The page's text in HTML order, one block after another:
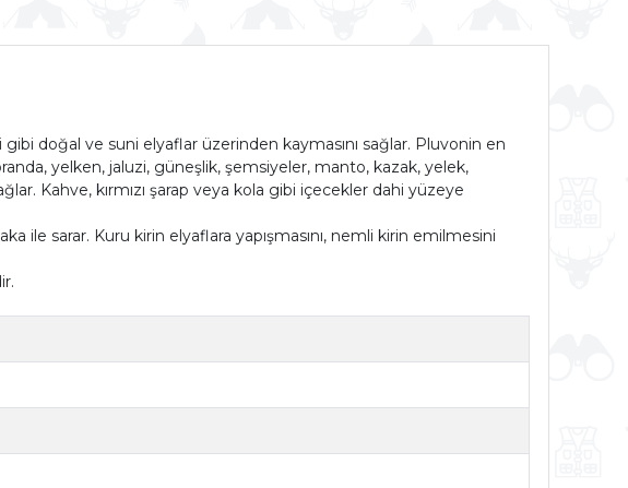
doğal ve suni elyaflar üzerinden kaymasını sağlar. Pluvonin en
yelken, jaluzi, güneşlik, şemsiyeler, manto, kazak, yelek,
Kahve, kırmızı şarap veya kola gibi içecekler dahi yüzeye
ile sarar. Kuru kirin elyaflara yapışmasını, nemli kirin emilmesini